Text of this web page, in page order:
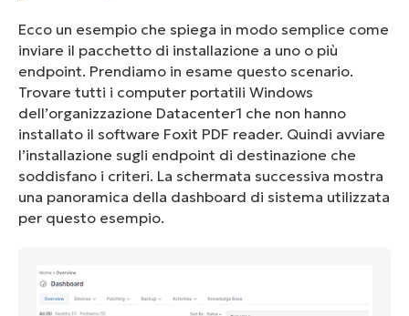
Ecco un esempio che spiega in modo semplice come
inviare il pacchetto di installazione a uno o più
endpoint. Prendiamo in esame questo scenario.
Trovare tutti i computer portatili Windows
dell’organizzazione Datacenter1 che non hanno
installato il software Foxit PDF reader. Quindi avviare
l’installazione sugli endpoint di destinazione che
soddisfano i criteri. La schermata successiva mostra
una panoramica della dashboard di sistema utilizzata
per questo esempio.